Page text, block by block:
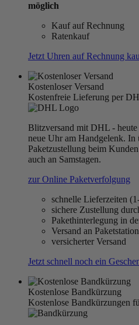
möglich
Kauf auf Rechnung
Ratenkauf
Jetzt Uhren auf Rechnung
Kostenloser Versand
Kostenfreie Lieferung per
Blitzversand mit DHL -
neue Uhr am Handgelenk.
Paketzustellung beim
auch an Samstagen.
zur Online Paketverfolgung
schnelle Lieferzeiten
sichere Zustellung
Pakethinterlegung in
Versand an
versicherter Versand
Jetzt schnell noch ein
Kostenlose Bandkürzung
Kostenlose Bandkürzungen